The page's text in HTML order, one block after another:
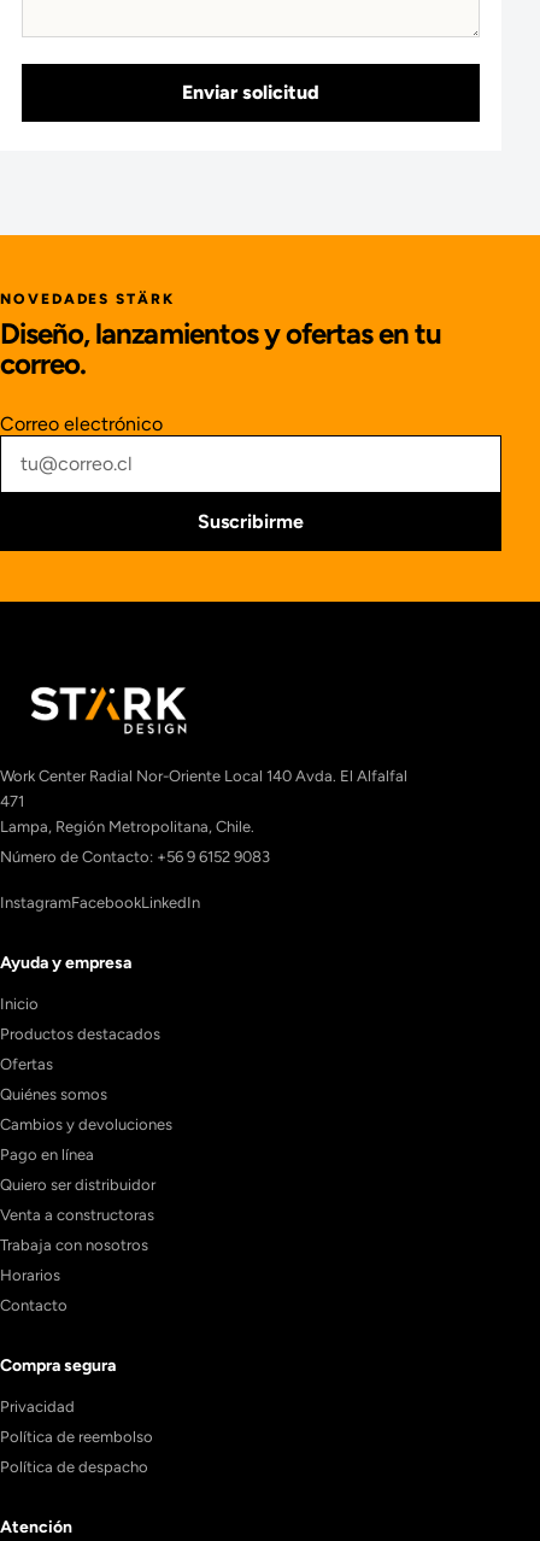
Enviar solicitud
NOVEDADES STÄRK
Diseño, lanzamientos y ofertas en tu
correo.
Correo electrónico
Suscribirme
Work Center Radial Nor-Oriente Local 140 Avda. El Alfalfal
471
Lampa, Región Metropolitana, Chile.
Número de Contacto: +56 9 6152 9083
InstagramFacebookLinkedIn
Ayuda y empresa
Inicio
Productos destacados
Ofertas
Quiénes somos
Cambios y devoluciones
Pago en línea
Quiero ser distribuidor
Venta a constructoras
Trabaja con nosotros
Horarios
Contacto
Compra segura
Privacidad
Política de reembolso
Política de despacho
Atención